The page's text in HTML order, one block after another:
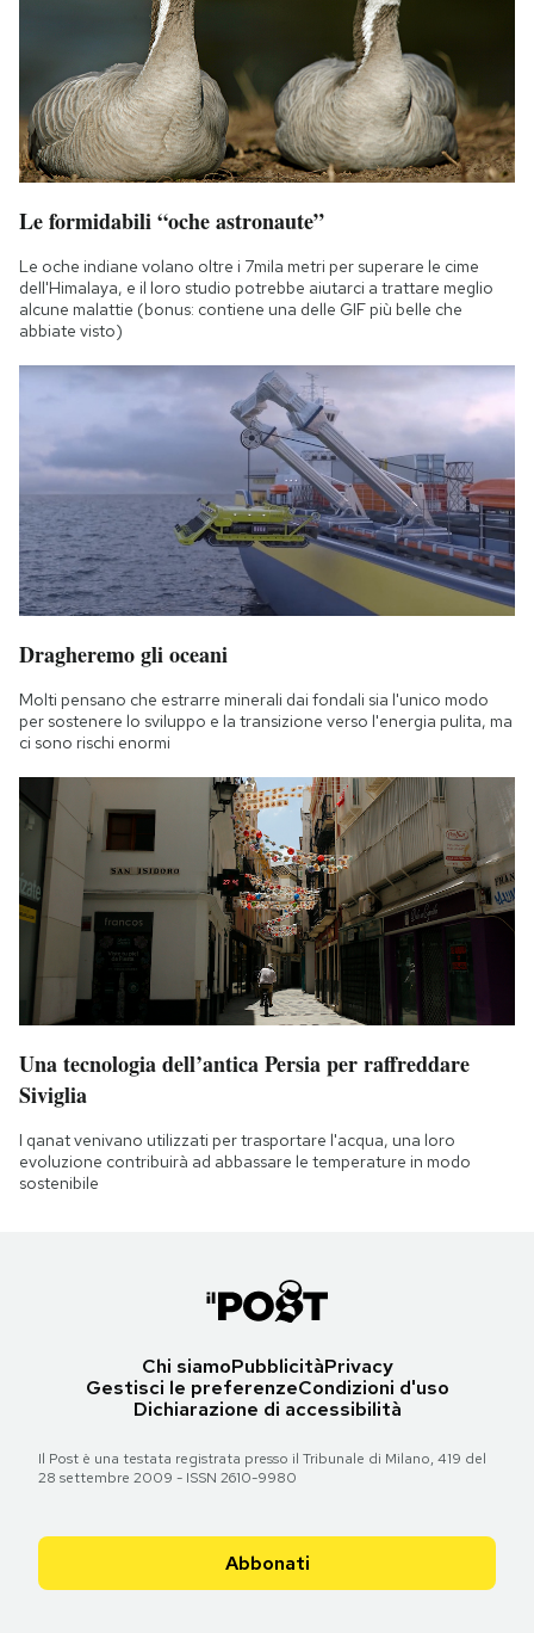
Le formidabili “oche astronaute”
Le oche indiane volano oltre i 7mila metri per superare le cime
dell'Himalaya, e il loro studio potrebbe aiutarci a trattare meglio
alcune malattie (bonus: contiene una delle GIF più belle che
abbiate visto)
Dragheremo gli oceani
Molti pensano che estrarre minerali dai fondali sia l'unico modo
per sostenere lo sviluppo e la transizione verso l'energia pulita, ma
ci sono rischi enormi
Una tecnologia dell’antica Persia per raffreddare
Siviglia
I qanat venivano utilizzati per trasportare l'acqua, una loro
evoluzione contribuirà ad abbassare le temperature in modo
sostenibile
Chi siamoPubblicitàPrivacy
Gestisci le preferenzeCondizioni d'uso
Dichiarazione di accessibilità
Il Post è una testata registrata presso il Tribunale di Milano, 419 del
28 settembre 2009 - ISSN 2610-9980
Abbonati